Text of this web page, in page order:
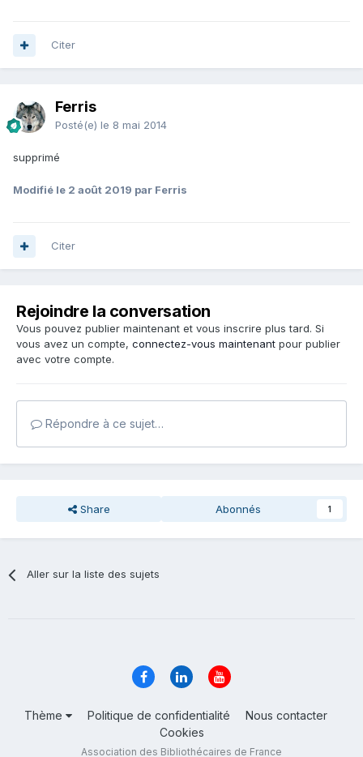
Citer
Ferris
Posté(e) le 8 mai 2014
supprimé
Modifié le 2 août 2019 par Ferris
Citer
Rejoindre la conversation
Vous pouvez publier maintenant et vous inscrire plus tard. Si
vous avez un compte, connectez-vous maintenant pour publier
avec votre compte.
Répondre à ce sujet…
Share Abonnés 1
Aller sur la liste des sujets
Thème Politique de confidentialité
Nous contacter
Cookies
Association des Bibliothécaires de France